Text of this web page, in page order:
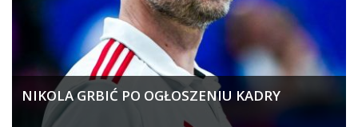
NIKOLA GRBIĆ PO OGŁOSZENIU KADRY